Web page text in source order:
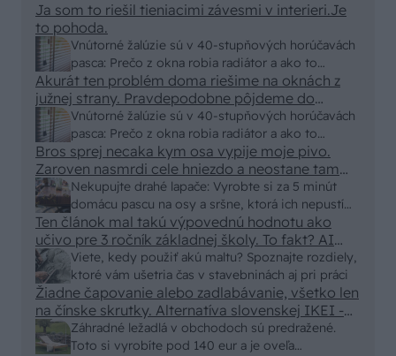
Vnútorné žalúzie sú v 40-stupňových horúčavách
pasca: Prečo z okna robia radiátor a ako to
vyriešiť za pár eur?
Ja som to riešil tieniacimi závesmi v interieri.Je
to pohoda.
Vnútorné žalúzie sú v 40-stupňových horúčavách
pasca: Prečo z okna robia radiátor a ako to
vyriešiť za pár eur?
Akurát ten problém doma riešime na oknách z
južnej strany. Pravdepodobne pôjdeme do
vonkajšieho tienenia na spôsob markízy
250x150cm. Čínsky predajcovia idú okolo 100
eur kus.
Nekupujte drahé lapače: Vyrobte si za 5 minút
domácu pascu na osy a sršne, ktorá ich nepustí
von
Bros sprej necaka kym osa vypije moje pivo.
Zaroven nasmrdi cele hniezdo a neostane tam
nic zive. Vasa pasca naucinke moc efektivne.
Skor pritiahne slimaky
Viete, kedy použiť akú maltu? Spoznajte rozdiely,
ktoré vám ušetria čas v stavebninách aj pri práci
Ten článok mal takú výpovednú hodnotu ako
učivo pre 3 ročník základnej školy. To fakt? AI
alebo nejaka kniha z VŠ? Dnešné rychlotvrdnuce
malty - pevnosť 40 Mpa a doba schnutia tak 15
minut , k tomu vodotesné s kryštálikou. A rozdiel
- schnutie a zretie. Nič?
Záhradné ležadlá v obchodoch sú predražené.
Toto si vyrobíte pod 140 eur a je oveľa
Žiadne čapovanie alebo zadlabávanie, všetko len
na čínske skrutky. Alternatíva slovenskej IKEI -
čo sa týka pevnosti. Autor si nedal veľa námahy s
remeselným spracovaním, škoda. No lepšie než